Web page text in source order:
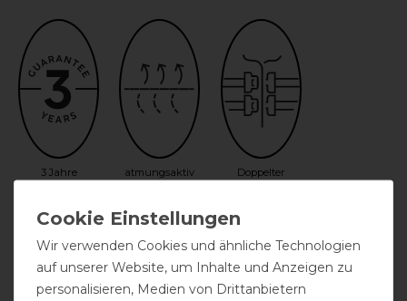
3 Jahre
atmungsaktiv
Doppelter
Wir verwenden Cookies und ähnliche Technologien
auf unserer Website, um Inhalte und Anzeigen zu
personalisieren, Medien von Drittanbietern